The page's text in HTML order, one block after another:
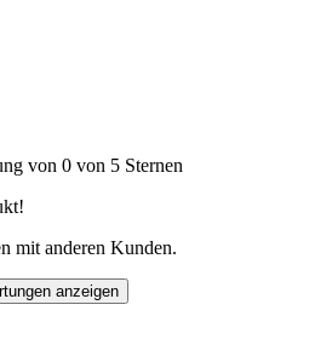
von 0 von 5 Sternen
mit anderen Kunden.
anzeigen